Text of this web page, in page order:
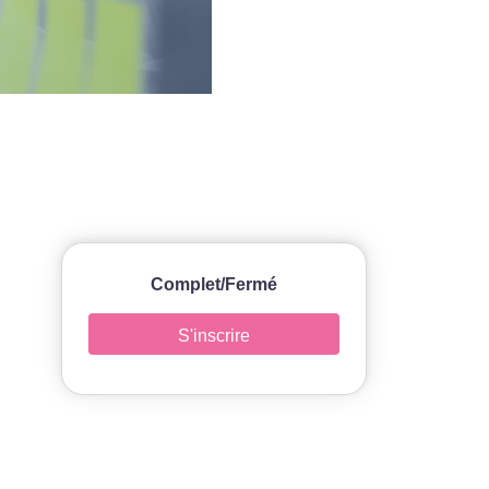
Complet/Fermé
S'inscrire